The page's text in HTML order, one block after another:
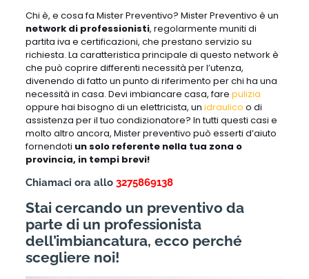
Chi è, e cosa fa Mister Preventivo? Mister Preventivo è un
network di professionisti, regolarmente muniti di
partita iva e certificazioni, che prestano servizio su
richiesta. La caratteristica principale di questo network è
che può coprire differenti necessità per l’utenza,
divenendo di fatto un punto di riferimento per chi ha una
necessità in casa. Devi imbiancare casa, fare pulizia
oppure hai bisogno di un elettricista, un idraulico o di
assistenza per il tuo condizionatore? In tutti questi casi e
molto altro ancora, Mister preventivo può esserti d’aiuto
fornendoti un solo referente nella tua zona o
provincia, in tempi brevi!
Chiamaci ora allo 3275869138
Stai cercando un preventivo da
parte di un professionista
dell’imbiancatura, ecco perché
scegliere noi!